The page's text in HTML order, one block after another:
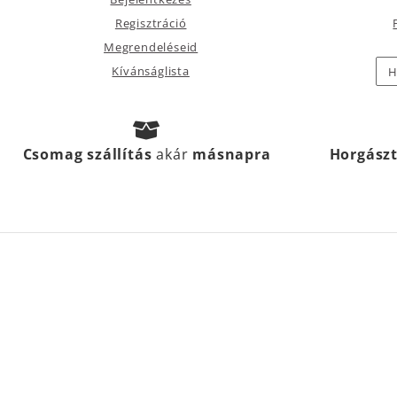
Regisztráció
Megrendeléseid
Kívánságlista
Csomag szállításakár másnapra